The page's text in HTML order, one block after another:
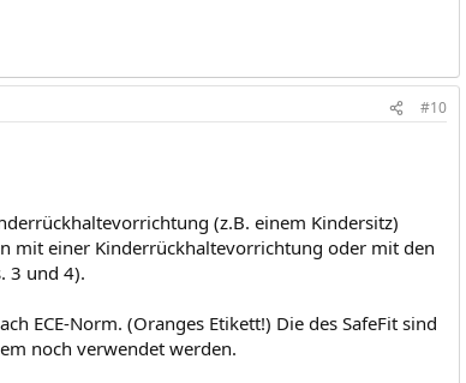
#10
(z.B. einem Kindersitz)
mit einer Kinderrückhaltevorrichtung oder mit den
3 und 4).
ECE-Norm. (Oranges Etikett!) Die des SafeFit sind
noch verwendet werden.